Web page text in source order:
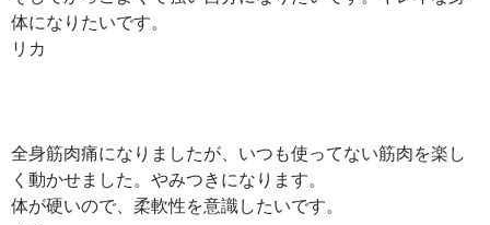
体になりたいです。
リカ
全身筋肉痛になりましたが、いつも使ってない筋肉を楽し
く動かせました。やみつきになります。
体が硬いので、柔軟性を意識したいです。